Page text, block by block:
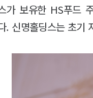
가 보유한 HS푸드
. 신명홀딩스는 초기